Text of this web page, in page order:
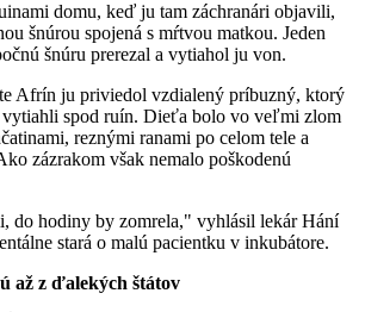
domu, keď ju tam záchranári objavili,
šnúrou spojená s mŕtvou matkou. Jeden
šnúru prerezal a vytiahol ju von.
Afrín ju priviedol vzdialený príbuzný, ktorý
vytiahli spod ruín. Dieťa bolo vo veľmi zlom
reznými ranami po celom tele a
zázrakom však nemalo poškodenú
do hodiny by zomrela," vyhlásil lekár Hání
stará o malú pacientku v inkubátore.
až z ďalekých štátov